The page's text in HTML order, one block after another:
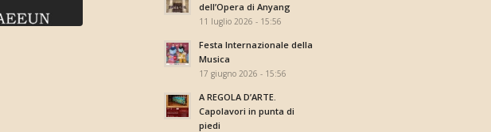
dell’Opera di Anyang
11 luglio 2026 - 15:56
Festa Internazionale della
Musica
17 giugno 2026 - 15:56
A REGOLA D’ARTE.
Capolavori in punta di
piedi